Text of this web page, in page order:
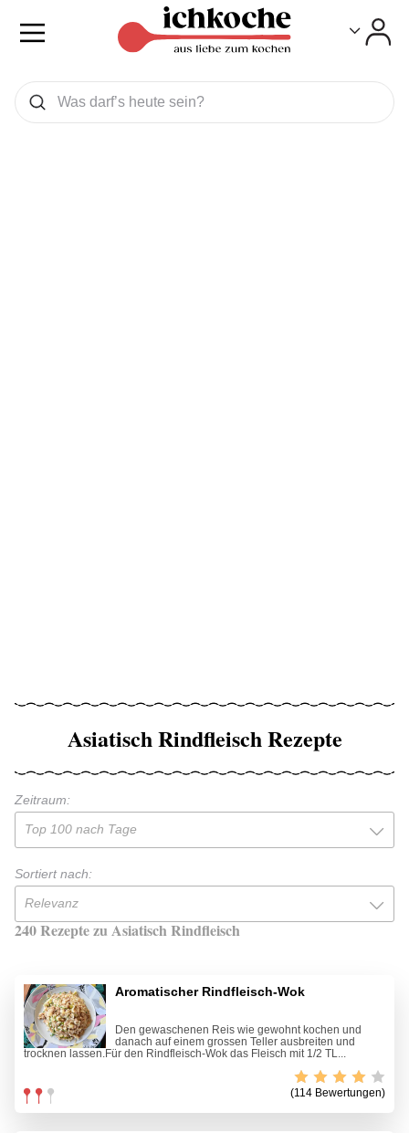
Was wollen Sie suchen
Suchen
Asiatisch Rindfleisch Rezepte
Zeitraum:
Top 100 nach Tage
Sortiert nach:
Relevanz
240 Rezepte zu Asiatisch Rindfleisch
Aromatischer Rindfleisch-Wok
Den gewaschenen Reis wie gewohnt kochen und
danach auf einem grossen Teller ausbreiten und
trocknen lassen.Für den Rindfleisch-Wok das Fleisch mit 1/2 TL...
(114 Bewertungen)